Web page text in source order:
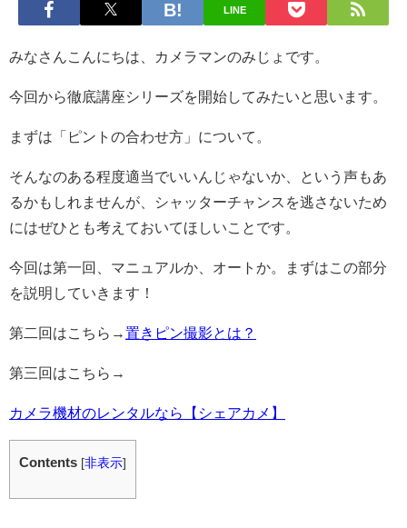
LINE
みなさんこんにちは、カメラマンのみじょです。
今回から徹底講座シリーズを開始してみたいと思います。
まずは「ピントの合わせ方」について。
そんなのある程度適当でいいんじゃないか、という声もあ
るかもしれませんが、シャッターチャンスを逃さないため
にはぜひとも考えておいてほしいことです。
今回は第一回、マニュアルか、オートか。まずはこの部分
を説明していきます！
第二回はこちら→置きピン撮影とは？
第三回はこちら→
カメラ機材のレンタルなら【シェアカメ】
Contents [非表示]